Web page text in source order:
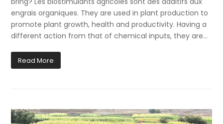
engrais organiques. They are used in plant production to
promote plant growth, health and productivity. Having a
different action from that of chemical inputs, they are…
Read More